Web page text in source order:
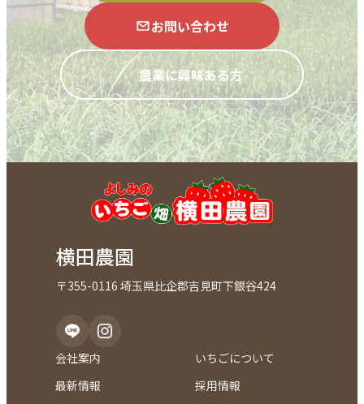
お問い合わせ
農業に興味ある方
横田農園
〒355-0116 埼玉県比企郡吉見町下銀谷424
会社案内
いちごについて
最新情報
採用情報